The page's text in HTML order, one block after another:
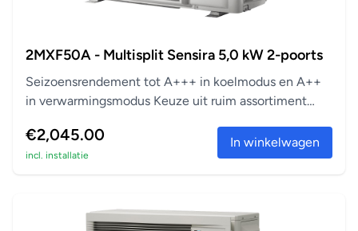
2MXF50A - Multisplit Sensira 5,0 kW 2-poorts
Seizoensrendement tot A+++ in koelmodus en A++
in verwarmingsmodus Keuze uit ruim assortiment
€2,045.00
incl. installatie
In winkelwagen